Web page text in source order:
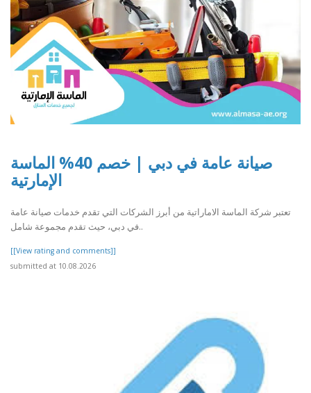
صيانة عامة في دبي | خصم 40% الماسة
الإمارتية
تعتبر شركة الماسة الاماراتية من أبرز الشركات التي تقدم خدمات صيانة عامة
في دبي، حيث تقدم مجموعة شامل..
[[View rating and comments]]
submitted at 10.08.2026